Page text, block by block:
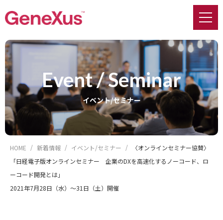
Event / Seminar
イベント/セミナー
HOME 新着情報 イベント/セミナー
〈オンラインセミナー協賛〉
「日経電子版オンラインセミナー 企業のDXを高速化するノーコード、ロ
ーコード開発とは」
2021年7月28日（水）～31日（土）開催